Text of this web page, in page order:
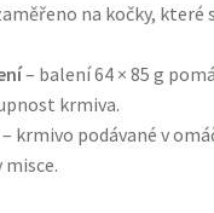
na kočky, které
– balení 64 × 85 g
krmiva.
krmivo podávané v
misce.